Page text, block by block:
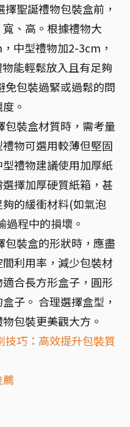
擇聖誕禮物包裝盒前，
、高。根據禮物大
中型禮物加2-3cm，
能輕鬆放入且有足夠
免包裝過緊或過鬆的問
。
包裝盒材質時，需考量
物可選用較薄但堅固
禮物建議使用加厚紙
擇加厚硬質紙箱，甚
的緩衝材料(如氣泡
過程中的損壞。
包裝盒的形狀時，應盡
利用率，減少包裝材
合長方形盒子，圓形
子。 合理選擇盒型，
包裝更美觀大方。
技巧：高效提升包裝質